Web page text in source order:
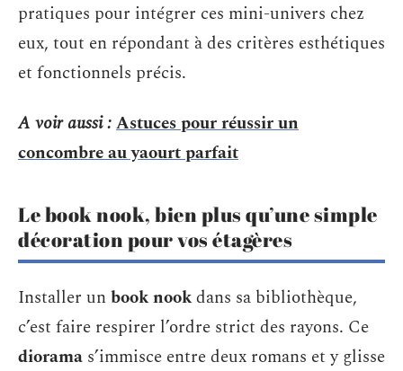
pratiques pour intégrer ces mini-univers chez
eux, tout en répondant à des critères esthétiques
et fonctionnels précis.
A voir aussi :Astuces pour réussir un
concombre au yaourt parfait
Le book nook, bien plus qu’une simple
décoration pour vos étagères
Installer unbook nookdans sa bibliothèque,
c’est faire respirer l’ordre strict des rayons. Ce
diorama s’immisce entre deux romans et y glisse